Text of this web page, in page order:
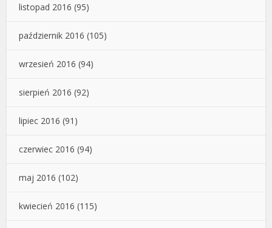
listopad 2016 (95)
październik 2016 (105)
wrzesień 2016 (94)
sierpień 2016 (92)
lipiec 2016 (91)
czerwiec 2016 (94)
maj 2016 (102)
kwiecień 2016 (115)